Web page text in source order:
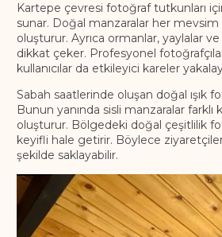
Kartepe çevresi fotoğraf tutkunları
sunar. Doğal manzaralar her mevsim
oluşturur. Ayrıca ormanlar, yaylalar
dikkat çeker. Profesyonel
kullanıcılar da etkileyici kareler
Sabah saatlerinde oluşan doğal ışık
Bunun yanında sisli manzaralar
oluşturur. Bölgedeki doğal çeşitlilik
keyifli hale getirir. Böylece ziyaretçiler
şekilde saklayabilir.